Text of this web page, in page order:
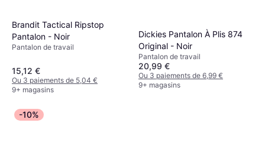
Brandit Tactical Ripstop
Pantalon - Noir
Pantalon de travail
15,12 €
Ou 3 paiements de 5,04 €
9+ magasins
Dickies Pantalon À Plis 874
Original - Noir
Pantalon de travail
20,99 €
Ou 3 paiements de 6,99 €
9+ magasins
-10%